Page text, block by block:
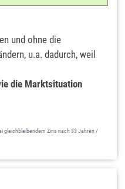
und ohne die
u.a. dadurch, weil
die Marktsituation
gleichbleibendem Zins nach 33 Jahren /